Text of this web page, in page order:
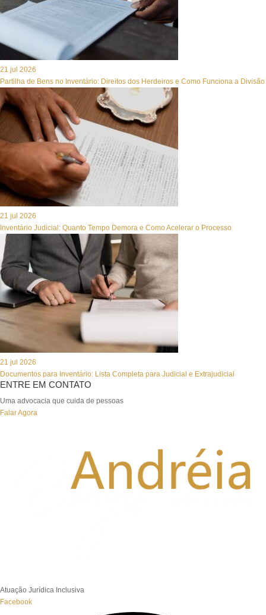
21 jul 2026
Partilha de Bens no Inventário: Direitos dos Herdeiros e Como Funciona a Divisão
21 jul 2026
Inventário Judicial: Quanto Tempo Demora e Como Acelerar o Processo
21 jul 2026
Documentos para Inventário: Lista Completa para Judicial e Extrajudicial
ENTRE EM CONTATO
Uma advocacia que cuida de pessoas
Falar Agora
Atuação Jurídica Inclusiva
Facebook